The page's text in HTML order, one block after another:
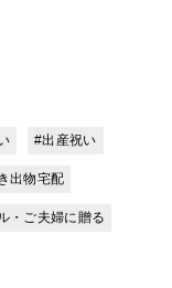
#出産祝い
出物宅配
・ご夫婦に贈る